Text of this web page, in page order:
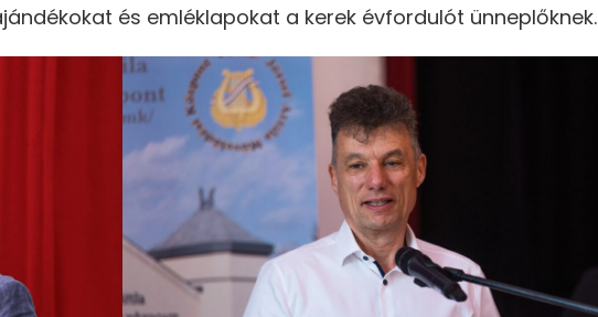
és emléklapokat a kerek évfordulót ünneplőknek.